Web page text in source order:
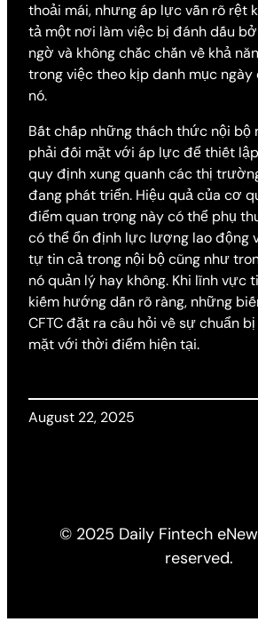
thoải mái, nhưng áp lực vẫn rõ rệt
tả một nơi làm việc bị đánh dấu
ngờ và không chắc chắn về khả
trong việc theo kịp danh mục ngày
nó.
Bất chấp những thách thức nội bộ
phải đối mặt với áp lực để thiết
quy định xung quanh các thị
đang phát triển. Hiệu quả của cơ
điểm quan trọng này có thể phụ
có thể ổn định lực lượng lao động
tự tin cả trong nội bộ cũng như
nó quản lý hay không. Khi lĩnh vực
kiếm hướng dẫn rõ ràng, những
CFTC đặt ra câu hỏi về sự chuẩn
mặt với thời điểm hiện tại.
August 22, 2025
© 2025 Daily Fintech
reserved.